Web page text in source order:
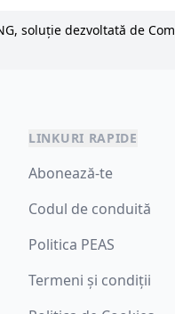
soluție dezvoltată de
LINKURI RAPIDE
Abonează-te
Codul de conduită
Politica PEAS
Termeni și condiții